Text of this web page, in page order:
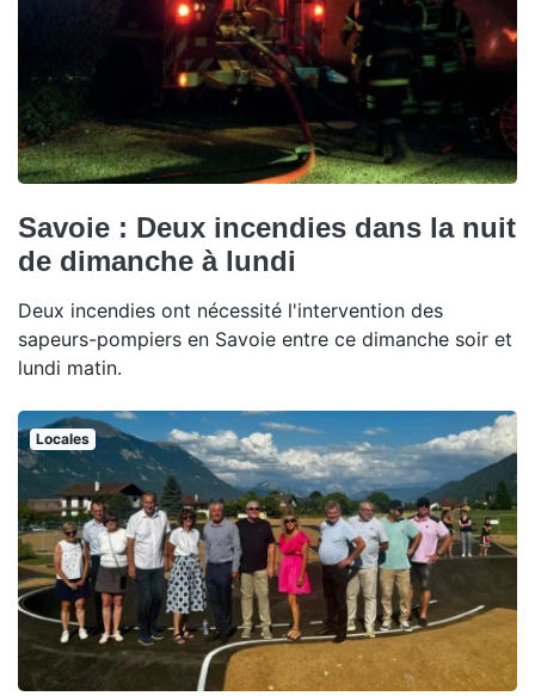
Savoie : Deux incendies dans la nuit
de dimanche à lundi
Deux incendies ont nécessité l'intervention des
sapeurs-pompiers en Savoie entre ce dimanche soir et
lundi matin.
Locales